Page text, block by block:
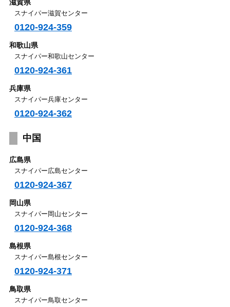
滋賀県
スナイパー滋賀センター
0120-924-359
和歌山県
スナイパー和歌山センター
0120-924-361
兵庫県
スナイパー兵庫センター
0120-924-362
中国
広島県
スナイパー広島センター
0120-924-367
岡山県
スナイパー岡山センター
0120-924-368
島根県
スナイパー島根センター
0120-924-371
鳥取県
スナイパー鳥取センター